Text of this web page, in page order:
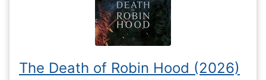
The Death of Robin Hood (2026)